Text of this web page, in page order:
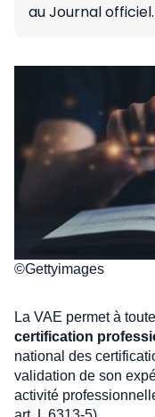
au Journal officiel.
©Gettyimages
La VAE permet à
certification
national des
validation de son
activité